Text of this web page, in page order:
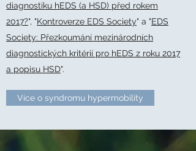
diagnostiku hEDS (a HSD) před rokem
2017?", "Kontroverze EDS Society" a "EDS
Society: Přezkoumání mezinárodních
diagnostických kritérií pro hEDS z roku 2017
a popisu HSD".
Více o syndromu hypermobility